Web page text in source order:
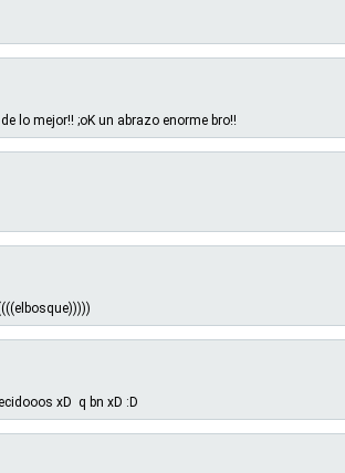
lo mejor!! ;oK un abrazo enorme bro!!
xD q bn xD :D